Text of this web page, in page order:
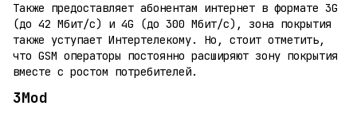
Также предоставляет абонентам интернет в формате 3G
(до 42 Мбит/с) и 4G (до 300 Мбит/с), зона покрытия
также уступает Интертелекому. Но, стоит отметить,
что GSM операторы постоянно расширяют зону покрытия
вместе с ростом потребителей.
3Mod